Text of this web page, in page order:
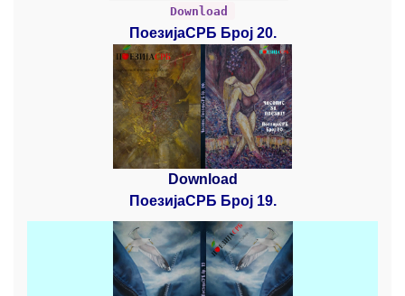
Download
ПоезијаСРБ Број 20.
Download
ПоезијаСРБ Број 19.